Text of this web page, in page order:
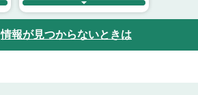
情報が見つからないときは